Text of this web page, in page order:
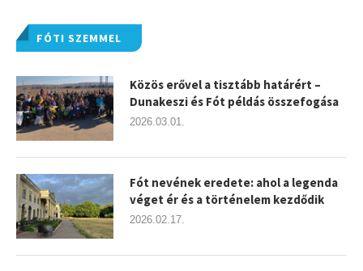
FÓTI SZEMMEL
Közös erővel a tisztább határért –
Dunakeszi és Fót példás összefogása
2026.03.01.
Fót nevének eredete: ahol a legenda
véget ér és a történelem kezdődik
2026.02.17.